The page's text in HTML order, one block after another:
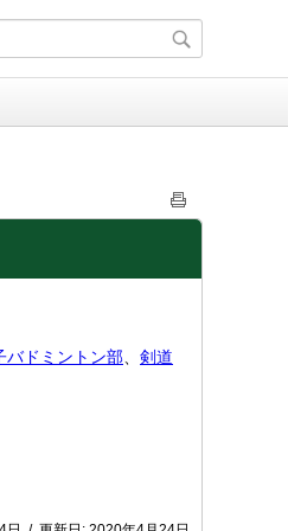
バドミントン部
剣道